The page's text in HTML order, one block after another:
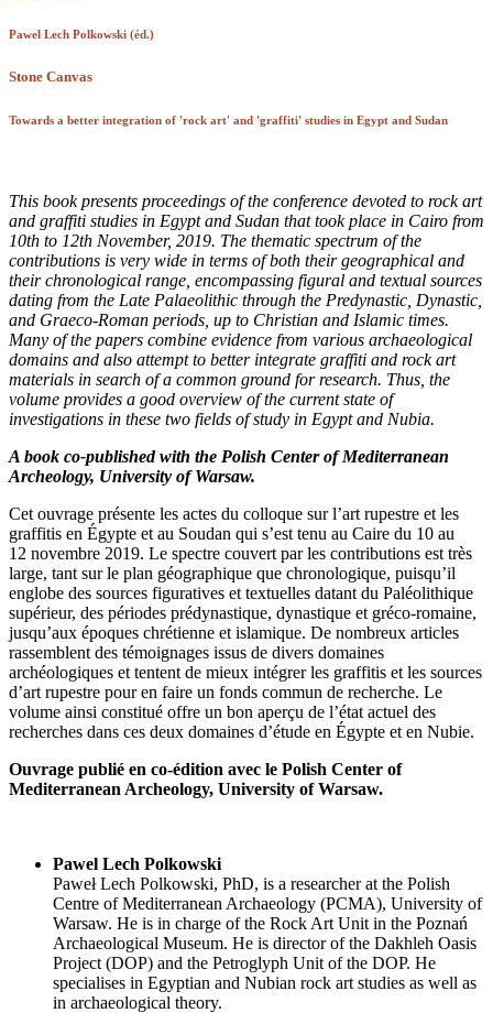
Pawel Lech Polkowski (éd.)
Stone Canvas
Towards a better integration of 'rock art' and 'graffiti' studies in Egypt and Sudan
This book presents proceedings of the conference devoted to rock art
and graffiti studies in Egypt and Sudan that took place in Cairo from
10th to 12th November, 2019. The thematic spectrum of the
contributions is very wide in terms of both their geographical and
their chronological range, encompassing figural and textual sources
dating from the Late Palaeolithic through the Predynastic, Dynastic,
and Graeco-Roman periods, up to Christian and Islamic times.
Many of the papers combine evidence from various archaeological
domains and also attempt to better integrate graffiti and rock art
materials in search of a common ground for research. Thus, the
volume provides a good overview of the current state of
investigations in these two fields of study in Egypt and Nubia.
A book co-published with the Polish Center of Mediterranean
Archeology, University of Warsaw.
Cet ouvrage présente les actes du colloque sur l’art rupestre et les
graffitis en Égypte et au Soudan qui s’est tenu au Caire du 10 au
12 novembre 2019. Le spectre couvert par les contributions est très
large, tant sur le plan géographique que chronologique, puisqu’il
englobe des sources figuratives et textuelles datant du Paléolithique
supérieur, des périodes prédynastique, dynastique et gréco-romaine,
jusqu’aux époques chrétienne et islamique. De nombreux articles
rassemblent des témoignages issus de divers domaines
archéologiques et tentent de mieux intégrer les graffitis et les sources
d’art rupestre pour en faire un fonds commun de recherche. Le
volume ainsi constitué offre un bon aperçu de l’état actuel des
recherches dans ces deux domaines d’étude en Égypte et en Nubie.
Ouvrage publié en co-édition avec le Polish Center of
Mediterranean Archeology, University of Warsaw.
Pawel Lech Polkowski
Paweł Lech Polkowski, PhD, is a researcher at the Polish
Centre of Mediterranean Archaeology (PCMA), University of
Warsaw. He is in charge of the Rock Art Unit in the Poznań
Archaeological Museum. He is director of the Dakhleh Oasis
Project (DOP) and the Petroglyph Unit of the DOP. He
specialises in Egyptian and Nubian rock art studies as well as
in archaeological theory.